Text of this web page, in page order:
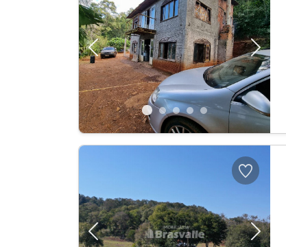
Previous Next
Previous Next